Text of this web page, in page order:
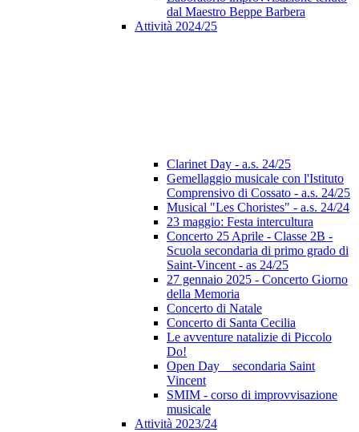
dal Maestro Beppe Barbera
Attività 2024/25
Clarinet Day - a.s. 24/25
Gemellaggio musicale con l'Istituto
Comprensivo di Cossato - a.s. 24/25
Musical "Les Choristes" - a.s. 24/24
23 maggio: Festa intercultura
Concerto 25 Aprile - Classe 2B -
Scuola secondaria di primo grado di
Saint-Vincent - as 24/25
27 gennaio 2025 - Concerto Giorno
della Memoria
Concerto di Natale
Concerto di Santa Cecilia
Le avventure natalizie di Piccolo
Do!
Open Day _ secondaria Saint
Vincent
SMIM - corso di improvvisazione
musicale
Attività 2023/24